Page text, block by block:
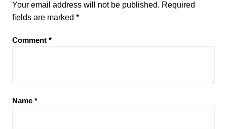
Your email address will not be published. Required
fields are marked *
Comment *
Name *